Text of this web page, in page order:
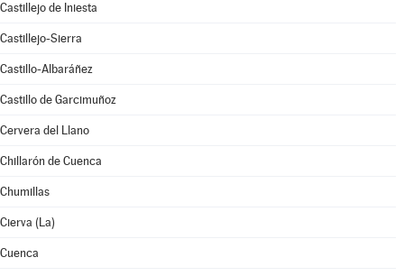
Castillejo de Iniesta
Castillejo-Sierra
Castillo-Albaráñez
Castillo de Garcimuñoz
Cervera del Llano
Chillarón de Cuenca
Chumillas
Cierva (La)
Cuenca